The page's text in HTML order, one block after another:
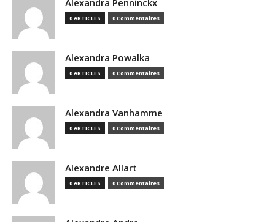
Alexandra Penninckx
0 ARTICLES 0 Commentaires
Alexandra Powalka
0 ARTICLES 0 Commentaires
Alexandra Vanhamme
0 ARTICLES 0 Commentaires
Alexandre Allart
0 ARTICLES 0 Commentaires